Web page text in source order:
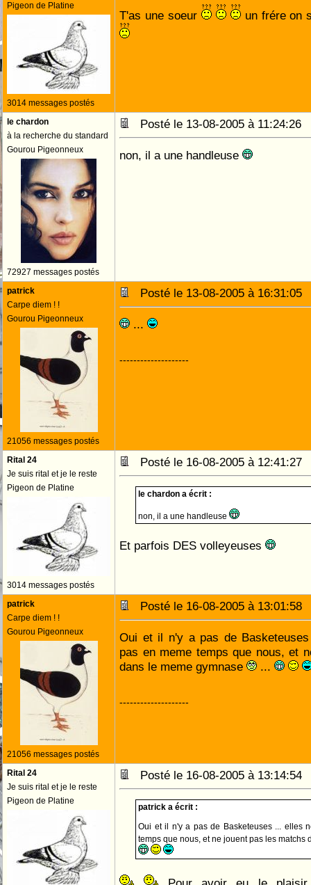
Pigeon de Platine
3014 messages postés
T'as une soeur un frére on
le chardon
à la recherche du standard
Gourou Pigeonneux
72927 messages postés
Posté le 13-08-2005 à 11:24:26
non, il a une handleuse
patrick
Carpe diem ! !
Gourou Pigeonneux
21056 messages postés
Posté le 13-08-2005 à
...
--------------------
Rital 24
Je suis rital et je le reste
Pigeon de Platine
3014 messages postés
Posté le 16-08-2005 à
le chardon a écrit :
non, il a une handleuse
Et parfois DES volleyeuses
patrick
Carpe diem ! !
Gourou Pigeonneux
21056 messages postés
Posté le 16-08-2005 à
Oui et il n'y a pas de
pas en meme temps que nous, et
dans le meme gymnase
...
--------------------
Rital 24
Je suis rital et je le reste
Pigeon de Platine
Posté le 16-08-2005 à
patrick a écrit :
Oui et il n'y a pas de Basketeuses ... elles
temps que nous, et ne jouent pas les matchs